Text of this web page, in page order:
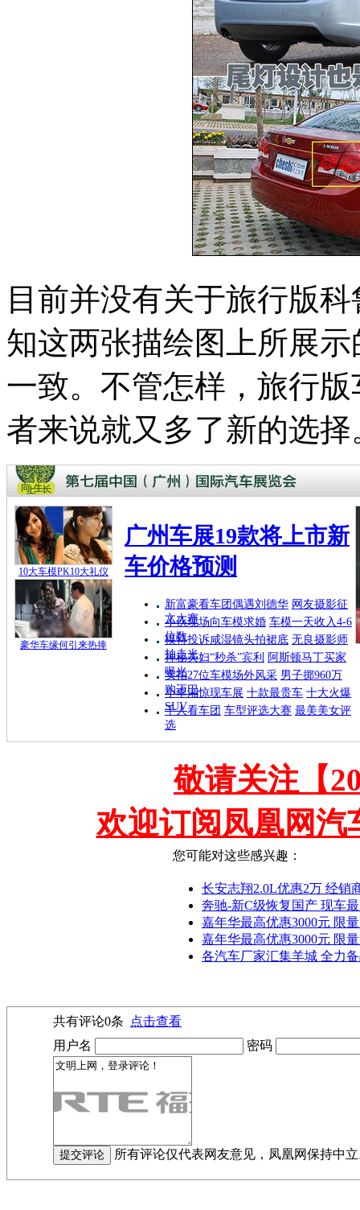
目前并没有关于旅行版
知这两张描绘图上所展
一致。不管怎样，旅行
者来说就又多了新的选择
10大车模PK10大礼仪
豪华车缘何引来热捧
广州车展19款将上市新
车价格预测
新富豪看车团偶遇刘德华 网友摄影征
文大赛
小伙现场向车模求婚 车模一天收入4-6
位数
模特投诉咸湿镜头拍裙底 无良摄影师
拍走光
神秘夫妇“秒杀”宾利
阿斯顿马丁买家
曝光
实拍27位车模场外风采 男子掷960万
购迈巴
小李湘惊现车展 十款最贵车 十大火爆
SUV
千人看车团 车型评选大赛 最美美女评
选
敬请关注【
欢迎订阅凤凰网汽
您可能对这些感兴趣：
长安志翔2.0L优惠2万 经销
奔驰-新C级恢复国产 现车
嘉年华最高优惠3000元 限
嘉年华最高优惠3000元 限
各汽车厂家汇集羊城 全力
共有评论0条
点击查看
用户名
密码
所有评论仅代表网友意见，凤凰网保持中